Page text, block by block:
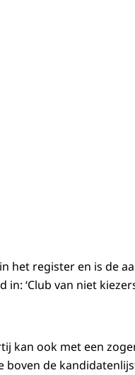
het register en is de
in: ‘Club van niet
kan ook met een
boven de